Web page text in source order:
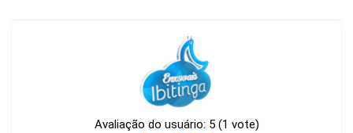
Avaliação do usuário: 5 (1 vote)